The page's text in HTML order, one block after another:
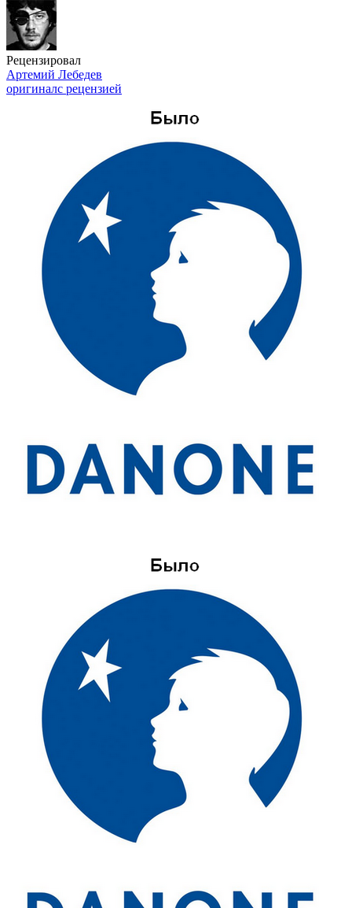
Рецензировал
Артемий Лебедев
оригиналс рецензией